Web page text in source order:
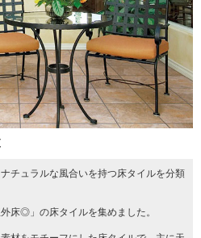
チュラルな風合いを持つ床タイルを分類
床◎」の床タイルを集めました。